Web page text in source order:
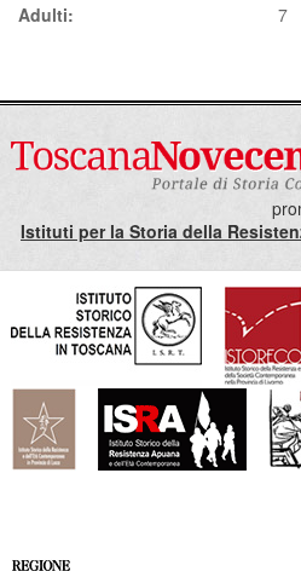
Adulti:
7
Istituti per la Storia della